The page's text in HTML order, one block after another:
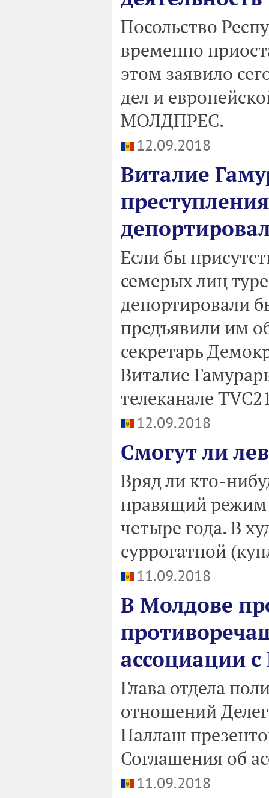
Посольство
временно
этом заявило
дел и
МОЛДПРЕС.
12.09.2018
Виталие
Если бы
семерых лиц
депортировали
предъявили им
секретарь
Виталие
телеканале
12.09.2018
Смогут ли
Вряд ли кто-
правящий режим
четыре года. В
суррогатной
11.09.2018
В Молдове
ассоциации
Глава отдела
отношений
Паллаш
Соглашения об
11.09.2018